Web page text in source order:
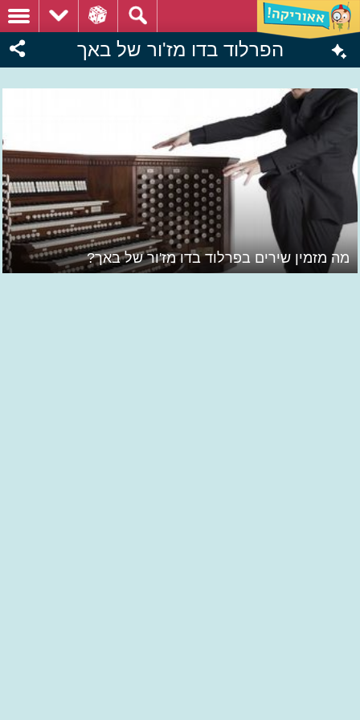
הפרלוד בדו מז'ור של באך
מה מזמין שירים בפרלוד בדו מז'ור של באך?